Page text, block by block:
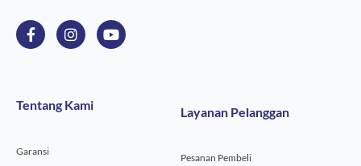
F
a
o
o
f
I
n
g
r
Y
o
Tentang Kami
Garansi
Layanan Pelanggan
Pesanan Pembeli